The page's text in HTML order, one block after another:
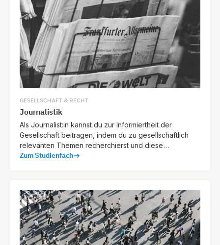
GESELLSCHAFT & RECHT
Journalistik
Als Journalist:in kannst du zur Informiertheit der
Gesellschaft beitragen, indem du zu gesellschaftlich
relevanten Themen recherchierst und diese
verständlich sowie faktentreu aufbereitest.
Zum Studienfach